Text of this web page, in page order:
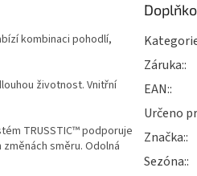
kombinaci pohodlí,
životnost. Vnitřní
TRUSSTIC™ podporuje
směru. Odolná
Záruka:
EAN:
Určeno
Značka:
Sezóna: